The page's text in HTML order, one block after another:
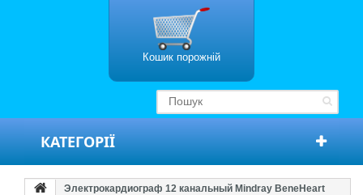
Кошик порожній
КАТЕГОРІЇ
Электрокардиограф 12 канальный Mindray BeneHeart